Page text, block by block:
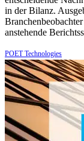
in der Bilanz.
anstehende
POET Technologies